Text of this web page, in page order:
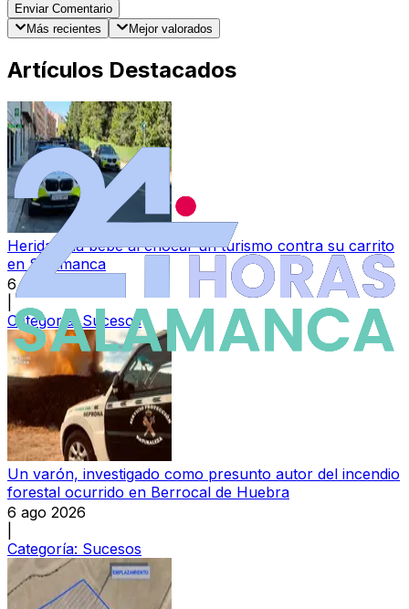
Enviar Comentario
Más recientes
Mejor valorados
Artículos Destacados
Herida una bebé al chocar un turismo contra su carrito
en Salamanca
6 ago 2026
Categoría:Sucesos
Un varón, investigado como presunto autor del incendio
forestal ocurrido en Berrocal de Huebra
6 ago 2026
Categoría: Sucesos